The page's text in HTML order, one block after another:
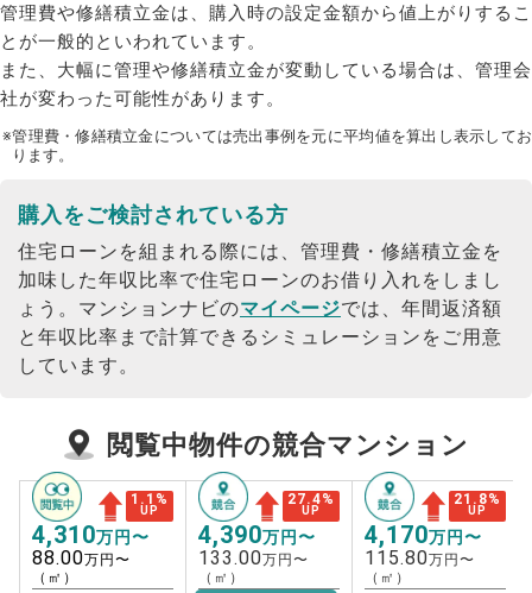
管理費や修繕積立金は、購入時の設定金額から値上がりするこ
とが一般的といわれています。
また、大幅に管理や修繕積立金が変動している場合は、管理会
社が変わった可能性があります。
※管理費・修繕積立金については売出事例を元に平均値を算出し表示してお
ります。
購入をご検討されている方
住宅ローンを組まれる際には、管理費・修繕積立金を
加味した年収比率で住宅ローンのお借り入れをしまし
ょう。 マンションナビのマイページでは、年間返済額
と年収比率まで計算できるシミュレーションをご用意
しています。
閲覧中物件の競合マンション
1.1 %
UP
4,310万円〜
88.00万円〜
（㎡）
27.4%
UP
4,390万円〜
133.00万円〜
（㎡）
21.8%
UP
4,170万円〜
115.80万円〜
（㎡）